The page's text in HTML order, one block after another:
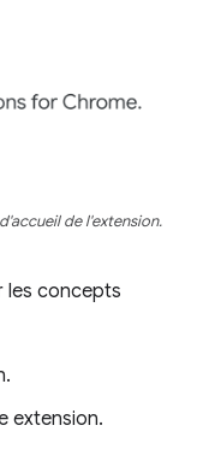
de l'extension.
les concepts
extension.